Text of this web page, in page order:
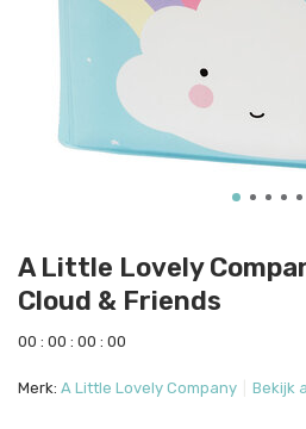
A Little Lovely
Cloud & Friends
00 : 00 : 00 : 00
Merk: A Little Lovely Company Bekijk